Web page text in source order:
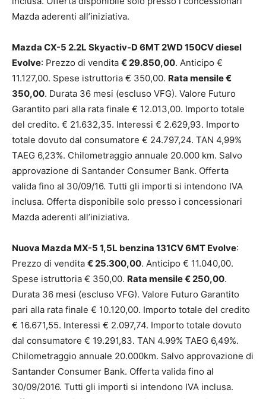
Mazda aderenti all’iniziativa.
Mazda CX-5 2.2L Skyactiv-D 6MT 2WD 150CV diesel
Evolve: Prezzo di vendita € 29.850,00. Anticipo €
11.127,00. Spese istruttoria € 350,00. Rata mensile €
350,00. Durata 36 mesi (escluso VFG). Valore Futuro
Garantito pari alla rata finale € 12.013,00. Importo totale
del credito. € 21.632,35. Interessi € 2.629,93. Importo
totale dovuto dal consumatore € 24.797,24. TAN 4,99%
TAEG 6,23%. Chilometraggio annuale 20.000 km. Salvo
approvazione di Santander Consumer Bank. Offerta
valida fino al 30/09/16. Tutti gli importi si intendono IVA
inclusa. Offerta disponibile solo presso i concessionari
Mazda aderenti all’iniziativa.
Nuova Mazda MX-5 1,5L benzina 131CV 6MT Evolve:
Prezzo di vendita € 25.300,00. Anticipo € 11.040,00.
Spese istruttoria € 350,00. Rata mensile € 250,00.
Durata 36 mesi (escluso VFG). Valore Futuro Garantito
pari alla rata finale € 10.120,00. Importo totale del credito
€ 16.671,55. Interessi € 2.097,74. Importo totale dovuto
dal consumatore € 19.291,83. TAN 4.99% TAEG 6,49%.
Chilometraggio annuale 20.000km. Salvo approvazione di
Santander Consumer Bank. Offerta valida fino al
30/09/2016. Tutti gli importi si intendono IVA inclusa.